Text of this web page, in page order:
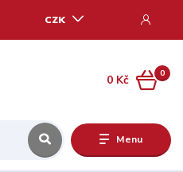
Menu
CZK
0
0 Kč